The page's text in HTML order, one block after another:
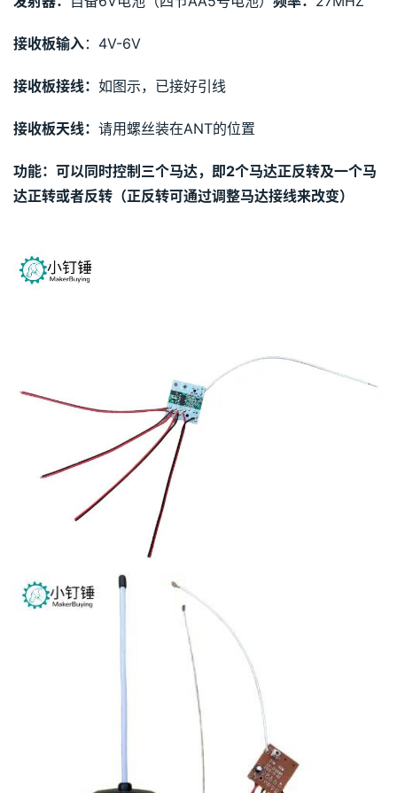
接收板输入：4V-6V
接收板接线： 如图示，已接好引线
接收板天线： 请用螺丝装在ANT的位置
功能：可以同时控制三个马达，即2个马达正反转及一个马
达正转或者反转（正反转可通过调整马达接线来改变）